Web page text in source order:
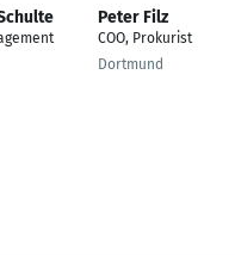
Peter Filz
COO, Prokurist
Dortmund